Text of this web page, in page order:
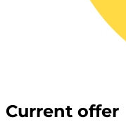
Current offer